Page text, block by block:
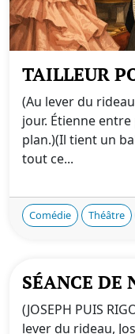
TAILLEUR
(Au lever du
jour. Étienne
plan.)(Il tient un
tout ce...
Comédie Théâtre
SÉANCE DE
(JOSEPH PUIS
lever du rideau,